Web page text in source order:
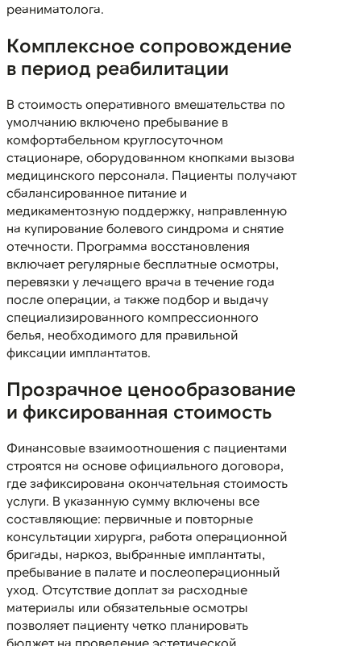
реаниматолога.
Комплексное сопровождение
в период реабилитации
В стоимость оперативного вмешательства по
умолчанию включено пребывание в
комфортабельном круглосуточном
стационаре, оборудованном кнопками вызова
медицинского персонала. Пациенты получают
сбалансированное питание и
медикаментозную поддержку, направленную
на купирование болевого синдрома и снятие
отечности. Программа восстановления
включает регулярные бесплатные осмотры,
перевязки у лечащего врача в течение года
после операции, а также подбор и выдачу
специализированного компрессионного
белья, необходимого для правильной
фиксации имплантатов.
Прозрачное ценообразование
и фиксированная стоимость
Финансовые взаимоотношения с пациентами
строятся на основе официального договора,
где зафиксирована окончательная стоимость
услуги. В указанную сумму включены все
составляющие: первичные и повторные
консультации хирурга, работа операционной
бригады, наркоз, выбранные имплантаты,
пребывание в палате и послеоперационный
уход. Отсутствие доплат за расходные
материалы или обязательные осмотры
позволяет пациенту четко планировать
бюджет на проведение эстетической